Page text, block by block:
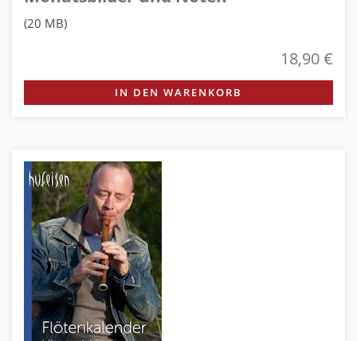
(20 MB)
18,90 €
IN DEN WARENKORB